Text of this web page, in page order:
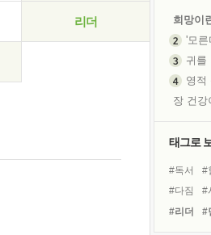
리더
희망이
'모른
영적
장 건강
태그로
#독서 #
#다짐
#
#리더
#